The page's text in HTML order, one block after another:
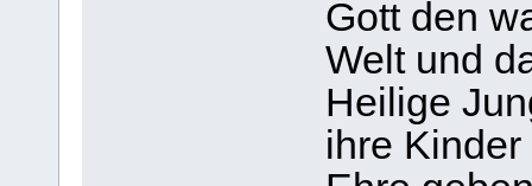
Gott den
Welt und
Heilige
ihre